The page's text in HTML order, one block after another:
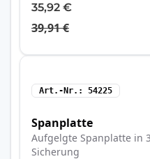
35,92 €
39,91 €
Art.-Nr. 54225
Spanplatte
Aufgelgte Spanplatte in
Sicherung